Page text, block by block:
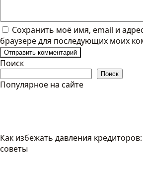
Сохранить моё имя, email и
браузере для последующих моих
Поиск
Поиск
Популярное на сайте
Как избежать давления
советы